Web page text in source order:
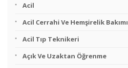
Acil
Acil Cerrahi Ve Hemşirelik Bakımı
Acil Tıp Teknikeri
Açık Ve Uzaktan Öğrenme